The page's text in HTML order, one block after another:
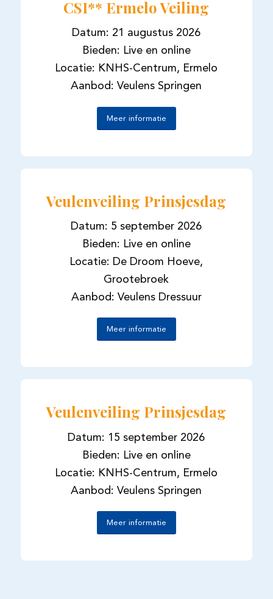
CSI** Ermelo Veiling
Datum: 21 augustus 2026
Bieden: Live en online
Locatie: KNHS-Centrum, Ermelo
Aanbod: Veulens Springen
Meer informatie
Veulenveiling Prinsjesdag
Datum: 5 september 2026
Bieden: Live en online
Locatie: De Droom Hoeve,
Grootebroek
Aanbod: Veulens Dressuur
Meer informatie
Veulenveiling Prinsjesdag
Datum: 15 september 2026
Bieden: Live en online
Locatie: KNHS-Centrum, Ermelo
Aanbod: Veulens Springen
Meer informatie